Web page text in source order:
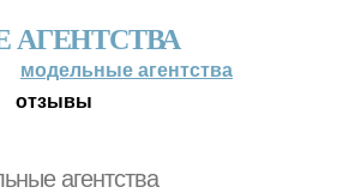
модельные агентства
отзывы
агентства